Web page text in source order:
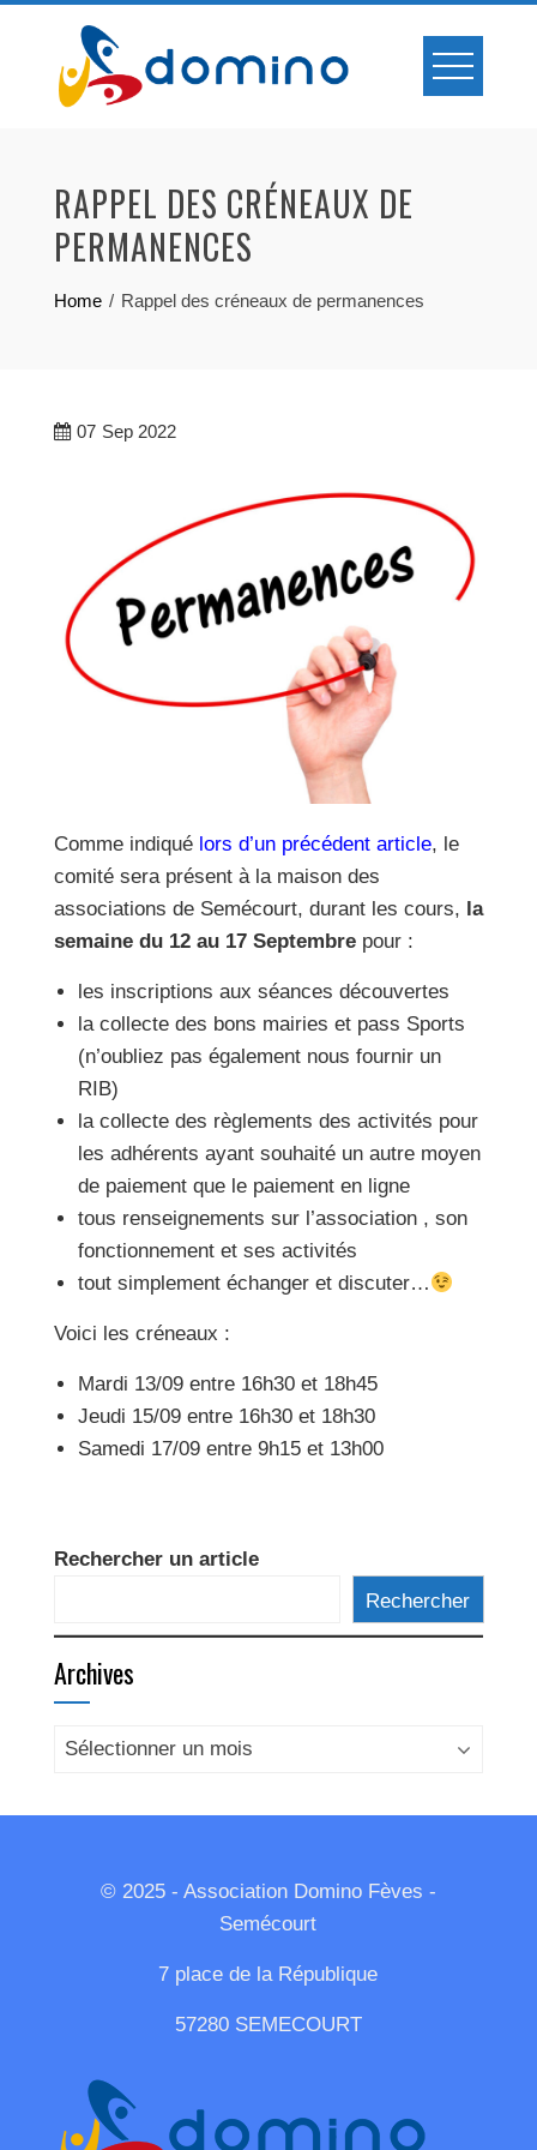
content
RAPPEL DES CRÉNEAUX DE
PERMANENCES
Home Rappel des créneaux de permanences
07 Sep 2022
Comme indiqué lors d’un précédent article, le
comité sera présent à la maison des
associations de Semécourt, durant les cours, la
semaine du 12 au 17 Septembrepour :
les inscriptions aux séances découvertes
la collecte des bons mairies et pass Sports
(n’oubliez pas également nous fournir un
RIB)
la collecte des règlements des activités pour
les adhérents ayant souhaité un autre moyen
de paiement que le paiement en ligne
tous renseignements sur l’association , son
fonctionnement et ses activités
tout simplement échanger et discuter…
Voici les créneaux :
Mardi 13/09 entre 16h30 et 18h45
Jeudi 15/09 entre 16h30 et 18h30
Samedi 17/09 entre 9h15 et 13h00
Rechercher un article
Rechercher
Archives
Archives
© 2025 - Association Domino Fèves -
Semécourt
7 place de la République
57280 SEMECOURT